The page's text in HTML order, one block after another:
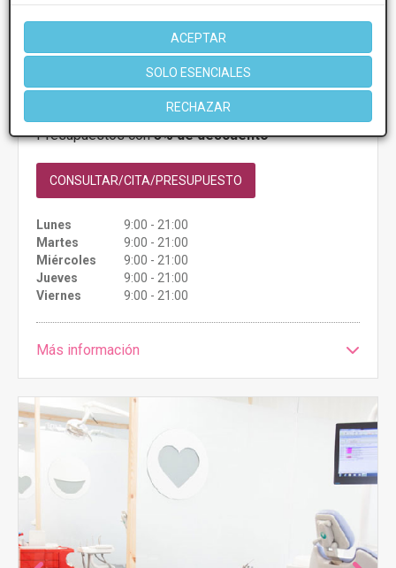
ACEPTAR
SOLO ESENCIALES
RECHAZAR
Centro Clinico De Dermatologia
3.7 3 Opiniones
Presupuestos con5% de descuento *
CONSULTAR/CITA/PRESUPUESTO
Lunes
9:00 - 21:00
Martes
9:00 - 21:00
Miércoles
9:00 - 21:00
Jueves
9:00 - 21:00
Viernes
9:00 - 21:00
Más información